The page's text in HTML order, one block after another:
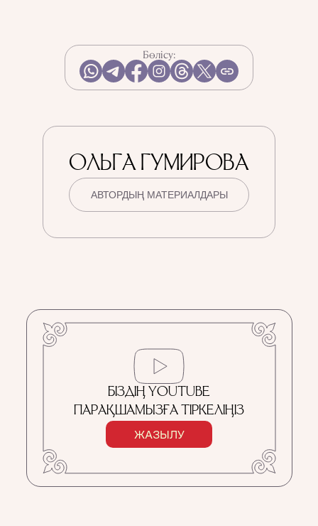
Бөлісу:
ОЛЬГА ГУМИРОВА
АВТОРДЫҢ МАТЕРИАЛДАРЫ
БІЗДІҢ YOUTUBE
ПАРАҚШАМЫЗҒА ТІРКЕЛІҢІЗ
ЖАЗЫЛУ